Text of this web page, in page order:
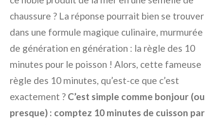
chaussure ? La réponse pourrait bien se trouver
dans une formule magique culinaire, murmurée
de génération en génération : la règle des 10
minutes pour le poisson ! Alors, cette fameuse
règle des 10 minutes, qu’est-ce que c’est
exactement ? C’est simple comme bonjour (ou
presque) : comptez 10 minutes de cuisson par